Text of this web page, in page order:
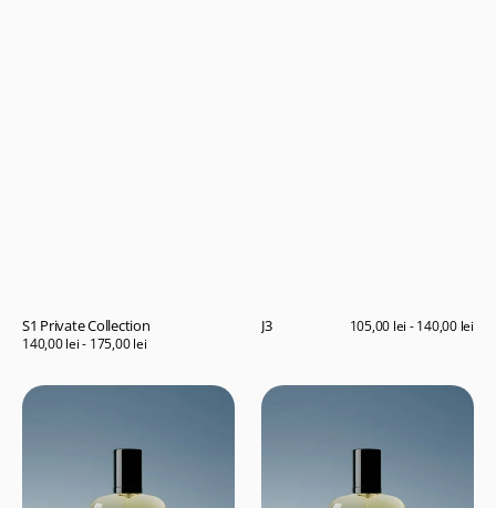
S1 Private Collection
Preț
140,00 lei - 175,00 lei
J3
Preț
105,00 lei - 140,00 lei
G4 C20